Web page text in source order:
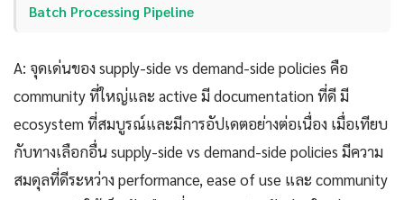
Batch Processing Pipeline
A: จุดเด่นของ supply-side vs demand-side policies คือ
community ที่ใหญ่และ active มี documentation ที่ดี มี
ecosystem ที่สมบูรณ์และมีการอัปเดตอย่างต่อเนื่อง เมื่อเทียบ
กับทางเลือกอื่น supply-side vs demand-side policies มีความ
สมดุลที่ดีระหว่าง performance, ease of use และ community